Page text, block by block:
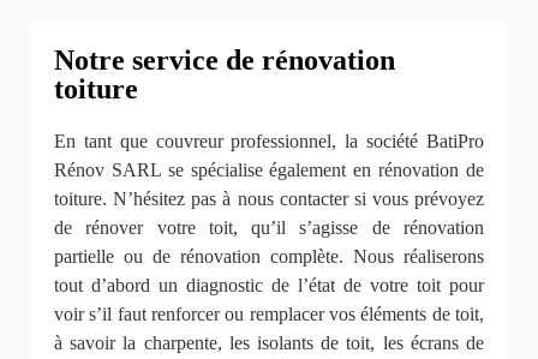
Notre service de rénovation
toiture
En tant que couvreur professionnel, la société BatiPro
Rénov SARL se spécialise également en rénovation de
toiture. N’hésitez pas à nous contacter si vous prévoyez
de rénover votre toit, qu’il s’agisse de rénovation
partielle ou de rénovation complète. Nous réaliserons
tout d’abord un diagnostic de l’état de votre toit pour
voir s’il faut renforcer ou remplacer vos éléments de toit,
à savoir la charpente, les isolants de toit, les écrans de